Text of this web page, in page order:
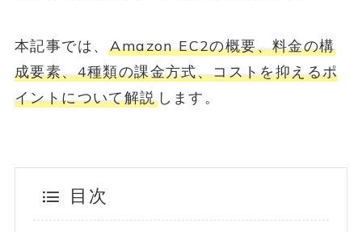
本記事では、Amazon EC2の概要、料金の構
成要素、4種類の課金方式、コストを抑えるポ
イントについて解説します。
目次